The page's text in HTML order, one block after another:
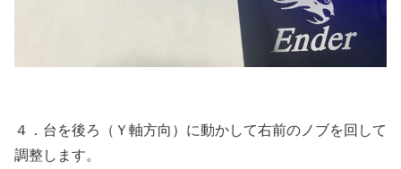
４．台を後ろ（Ｙ軸方向）に動かして右前のノブを回して
調整します。